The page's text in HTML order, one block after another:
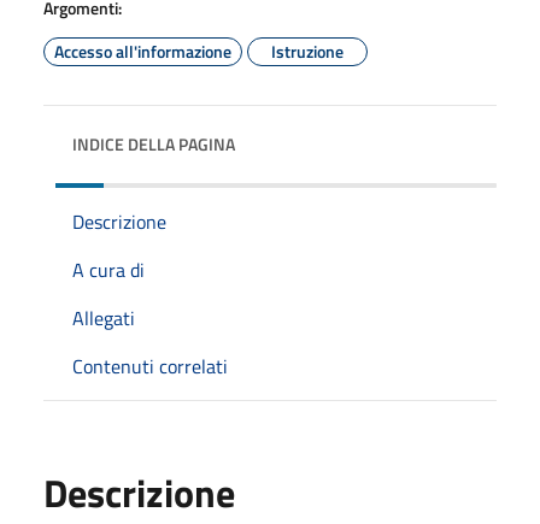
Argomenti:
Accesso all'informazione
Istruzione
INDICE DELLA PAGINA
Descrizione
A cura di
Allegati
Contenuti correlati
Descrizione